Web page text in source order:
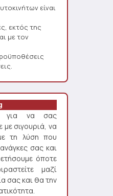
είναι
εκτός της
με τον
για να σας
σιγουριά, να
τη λύση που
σας και
όποτε
μαζί
σας και θα την